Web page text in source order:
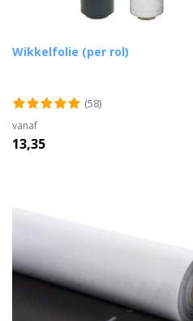
Wikkelfolie (per rol)
(58)
vanaf
13,35